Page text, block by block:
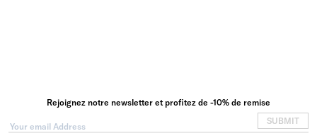
Rejoignez notre newsletter et profitez de -10% de remise
SUBMIT